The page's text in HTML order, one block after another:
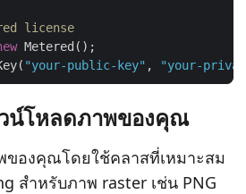
license
"your-public-key" , "your-
น์โหลดภาพของคุณ
องคุณโดยใช้คลาสที่เหมาะสม
สําหรับภาพ raster เช่น PNG